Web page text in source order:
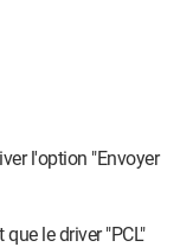
l'option "Envoyer
le driver "PCL"